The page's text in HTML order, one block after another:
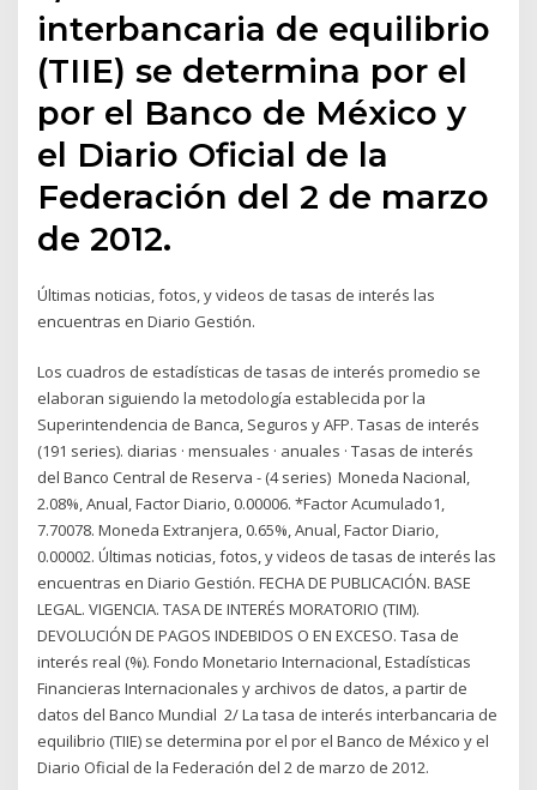
interbancaria de equilibrio
(TIIE) se determina por el
por el Banco de México y
el Diario Oficial de la
Federación del 2 de marzo
de 2012.
Últimas noticias, fotos, y videos de tasas de interés las
encuentras en Diario Gestión.
Los cuadros de estadísticas de tasas de interés promedio se
elaboran siguiendo la metodología establecida por la
Superintendencia de Banca, Seguros y AFP. Tasas de interés
(191 series). diarias · mensuales · anuales · Tasas de interés
del Banco Central de Reserva - (4 series) Moneda Nacional,
2.08%, Anual, Factor Diario, 0.00006. *Factor Acumulado1,
7.70078. Moneda Extranjera, 0.65%, Anual, Factor Diario,
0.00002. Últimas noticias, fotos, y videos de tasas de interés las
encuentras en Diario Gestión. FECHA DE PUBLICACIÓN. BASE
LEGAL. VIGENCIA. TASA DE INTERÉS MORATORIO (TIM).
DEVOLUCIÓN DE PAGOS INDEBIDOS O EN EXCESO. Tasa de
interés real (%). Fondo Monetario Internacional, Estadísticas
Financieras Internacionales y archivos de datos, a partir de
datos del Banco Mundial 2/ La tasa de interés interbancaria de
equilibrio (TIIE) se determina por el por el Banco de México y el
Diario Oficial de la Federación del 2 de marzo de 2012.